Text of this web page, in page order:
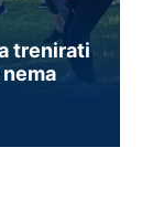
trenirati